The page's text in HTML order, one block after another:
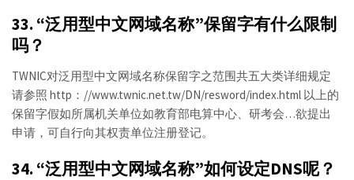
33. “泛用型中文网域名称”保留字有什么限制
吗？
TWNIC对泛用型中文网域名称保留字之范围共五大类详细规定
请参照 http：//www.twnic.net.tw/DN/resword/index.html 以上的
保留字假如所属机关单位如教育部电算中心、研考会…欲提出
申请，可自行向其权责单位注册登记。
34. “泛用型中文网域名称”如何设定DNS呢？